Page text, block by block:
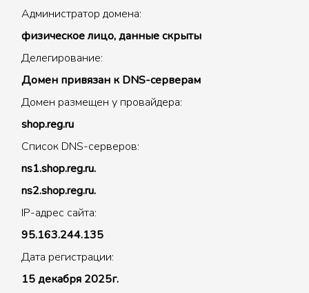
Администратор домена:
физическое лицо, данные скрыты
Делегирование:
Домен привязан к DNS-серверам
Домен размещен у провайдера:
shop.reg.ru
Список DNS-серверов:
ns1.shop.reg.ru.
ns2.shop.reg.ru.
IP-адрес сайта:
95.163.244.135
Дата регистрации:
15 декабря 2025г.